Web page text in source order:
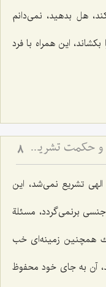
هل بدهید، نمی‌دانم
این همراه با فرد
تبیین صحیح معنای «زهد و تقوا» و حکمت تشریع مساله ازدواج 8
الهی تشریع نمی‌شد، این
برنمی‌گردد، مسئلة
یك همچنین زمینه‌ای خب
آن به جای خود محفوظ